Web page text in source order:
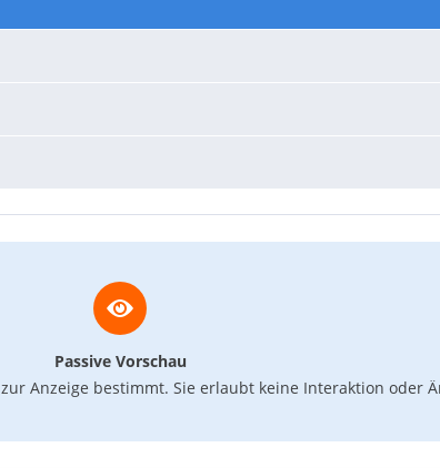
Passive Vorschau
Anzeige bestimmt. Sie erlaubt keine Interaktion oder